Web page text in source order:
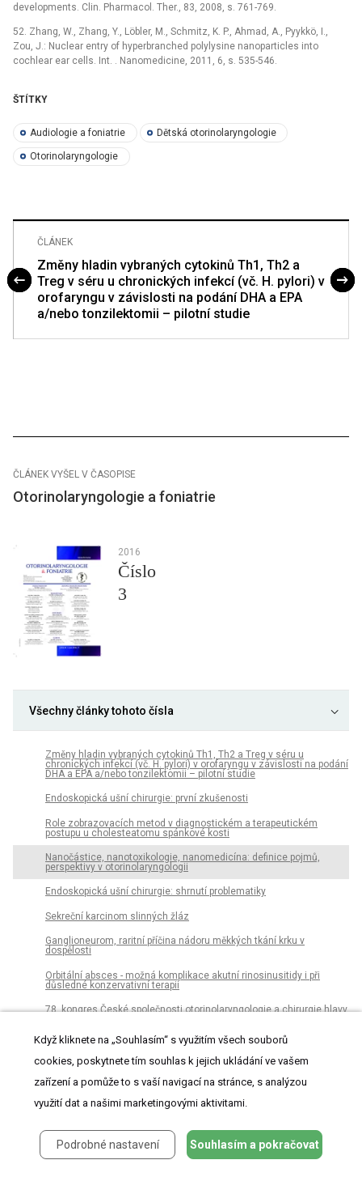
developments. Clin. Pharmacol. Ther., 83, 2008, s. 761-769.
52. Zhang, W., Zhang, Y., Löbler, M., Schmitz, K. P., Ahmad, A., Pyykkö, I.,
Zou, J.: Nuclear entry of hyperbranched polylysine nanoparticles into
cochlear ear cells. Int. . Nanomedicine, 2011, 6, s. 535-546.
ŠTÍTKY
Audiologie a foniatrie Dětská otorinolaryngologie
Otorinolaryngologie
ČLÁNEK
Změny hladin vybraných cytokinů Th1, Th2 a
Treg v séru u chronických infekcí (vč. H. pylori) v
orofaryngu v závislosti na podání DHA a EPA
a/nebo tonzilektomii – pilotní studie
ČLÁNEK VYŠEL V ČASOPISE
Otorinolaryngologie a foniatrie
2016
Číslo
3
Všechny články tohoto čísla
Změny hladin vybraných cytokinů Th1, Th2 a Treg v séru u
chronických infekcí (vč. H. pylori) v orofaryngu v závislosti na podání
DHA a EPA a/nebo tonzilektomii – pilotní studie
Endoskopická ušní chirurgie: první zkušenosti
Role zobrazovacích metod v diagnostickém a terapeutickém
postupu u cholesteatomu spánkové kosti
Nanočástice, nanotoxikologie, nanomedicína: definice pojmů,
perspektivy v otorinolaryngologii
Endoskopická ušní chirurgie: shrnutí problematiky
Sekreční karcinom slinných žláz
Ganglioneurom, raritní příčina nádoru měkkých tkání krku v
dospělosti
Orbitální absces - možná komplikace akutní rinosinusitidy i při
důsledné konzervativní terapii
78. kongres České společnosti otorino­laryngologie a chirurgie hlavy
Cena České společnosti otorinolaryngologie a chirurgie hlavy a krku
Archiv čísel
Když kliknete na „Souhlasím“ s využitím všech souborů
cookies, poskytnete tím souhlas k jejich ukládání ve vašem
zařízení a pomůže to s vaší navigací na stránce, s analýzou
využití dat a našimi marketingovými aktivitami.
Podrobné nastavení Souhlasím a pokračovat